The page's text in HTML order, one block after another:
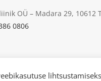
OÜ – Madara 29, 10612
0806
ja Taastusravi Kliinik OÜ